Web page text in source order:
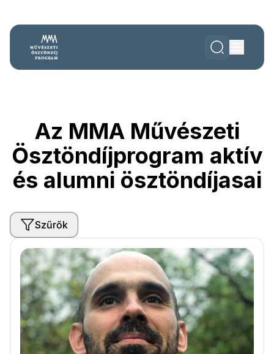
Az MMA Művészeti
Ösztöndíjprogram aktív
és alumni ösztöndíjasai
Szűrők